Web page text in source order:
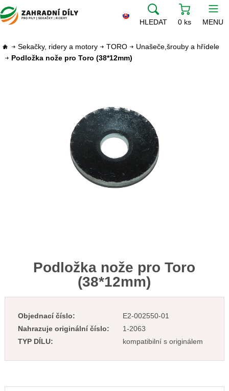
HLEDAT 0 ks MENU
Sekačky, ridery a motory TORO
Unašeče,šrouby a hřídele
Podložka nože pro Toro (38*12mm)
Podložka nože pro Toro
(38*12mm)
Objednací číslo:
E2-002550-01
Nahrazuje originální číslo:
1-2063
TYP DÍLU:
kompatibilní s originálem